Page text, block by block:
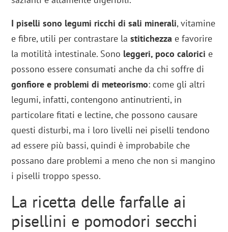
I piselli sono legumi ricchi di sali minerali, vitamine
e fibre, utili per contrastare la stitichezza e favorire
la motilità intestinale. Sono leggeri, poco calorici e
possono essere consumati anche da chi soffre di
gonfiore e problemi di meteorismo: come gli altri
legumi, infatti, contengono antinutrienti, in
particolare fitati e lectine, che possono causare
questi disturbi, ma i loro livelli nei piselli tendono
ad essere più bassi, quindi è improbabile che
possano dare problemi a meno che non si mangino
i piselli troppo spesso.
La ricetta delle farfalle ai
pisellini e pomodori secchi